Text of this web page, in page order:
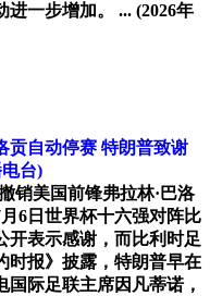
进一步增加。 ... (2026年
贡自动停赛 特朗普致谢
台)
销美国前锋弗拉林·巴洛
6日世界杯十六强对阵比
开表示感谢，而比利时足
时报》披露，特朗普早在
际足联主席因凡蒂诺，